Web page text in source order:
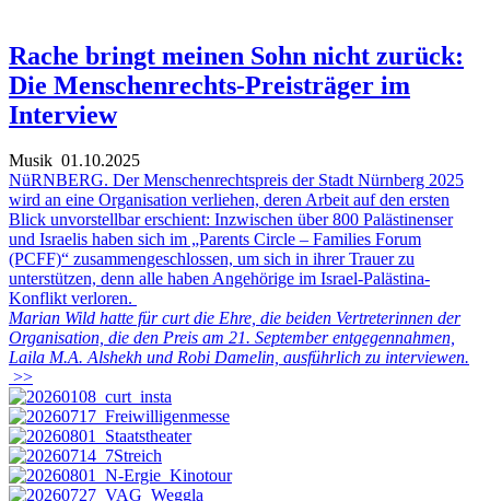
Rache bringt meinen Sohn nicht zurück:
Die Menschenrechts-Preisträger im
Interview
Musik 01.10.2025
NüRNBERG. Der Menschenrechtspreis der Stadt Nürnberg 2025
wird an eine Organisation verliehen, deren Arbeit auf den ersten
Blick unvorstellbar erschient: Inzwischen über 800 Palästinenser
und Israelis haben sich im „Parents Circle – Families Forum
(PCFF)“ zusammengeschlossen, um sich in ihrer Trauer zu
unterstützen, denn alle haben Angehörige im Israel-Palästina-
Konflikt verloren.
Marian Wild hatte für curt die Ehre, die beiden Vertreterinnen der
Organisation, die den Preis am 21. September entgegennahmen,
Laila M.A. Alshekh und Robi Damelin, ausführlich zu interviewen.
>>